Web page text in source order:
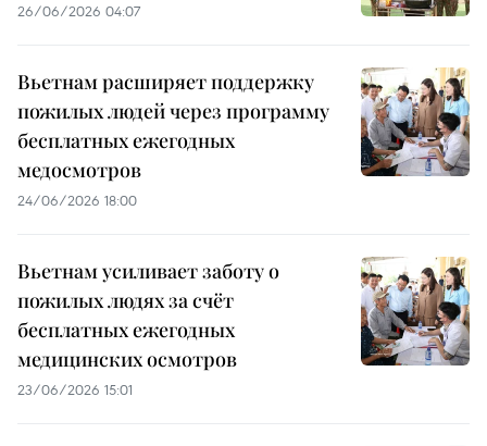
26/06/2026 04:07
Вьетнам расширяет поддержку
пожилых людей через программу
бесплатных ежегодных
медосмотров
24/06/2026 18:00
Вьетнам усиливает заботу о
пожилых людях за счёт
бесплатных ежегодных
медицинских осмотров
23/06/2026 15:01